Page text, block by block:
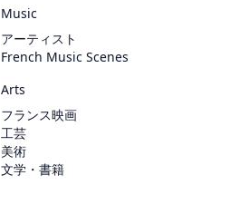
Music
アーティスト
French Music Scenes
Arts
フランス映画
工芸
美術
文学・書籍